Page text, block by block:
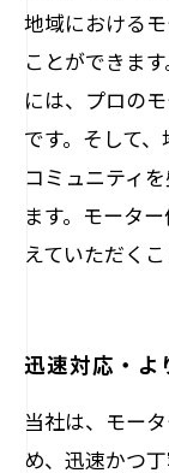
地域における
ことができま
には、プロの
です。そして
コミュニティ
ます。モータ
えていただくこ
迅速対応・よ
当社は、モー
め、迅速かつ